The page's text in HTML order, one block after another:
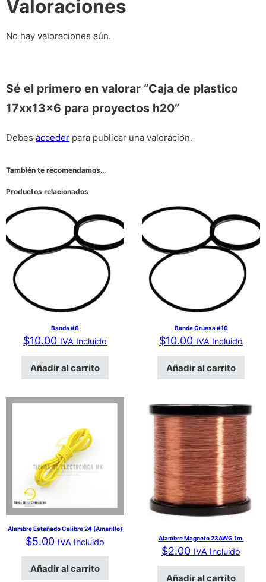
Valoraciones
No hay valoraciones aún.
Sé el primero en valorar “Caja de plastico
17xx13x6 para proyectos h20”
Debes acceder para publicar una valoración.
También te recomendamos…
Productos relacionados
Banda #6
$10.00 IVA Incluido
Añadir al carrito
Banda Gruesa #10
$10.00 IVA Incluido
Añadir al carrito
Alambre Estañado Calibre 24 (Amarillo)
$5.00 IVA Incluido
Añadir al carrito
Alambre Magneto 23AWG 1m.
$2.00 IVA Incluido
Añadir al carrito